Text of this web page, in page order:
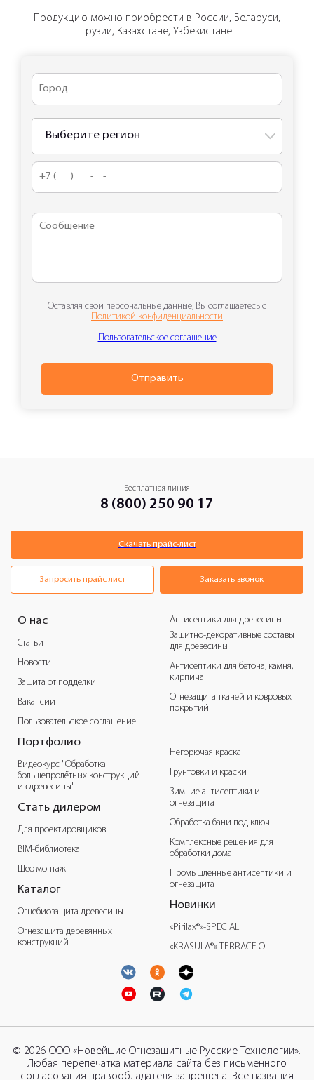
Продукцию можно приобрести в России, Беларуси,
Грузии, Казахстане, Узбекистане
Выберите регион
Оставляя свои персональные данные, Вы соглашаетесь с
Политикой конфиденциальности
Пользовательское соглашение
Отправить
Бесплатная линия
8 (800) 250 90 17
Скачать прайс-лист
Запросить прайс лист
О нас
Статьи
Новости
Защита от подделки
Вакансии
Пользовательское соглашение
Портфолио
Видеокурс "Обработка
большепролётных конструкций
из древесины"
Стать дилером
Для проектировщиков
BIM-библиотека
Шеф монтаж
Каталог
Огнебиозащита древесины
Огнезащита деревянных
конструкций
Антисептики для древесины
Защитно-декоративные составы
для древесины
Антисептики для бетона, камня,
кирпича
Огнезащита тканей и ковровых
покрытий
Негорючая краска
Грунтовки и краски
Зимние антисептики и
огнезащита
Обработка бани под ключ
Комплексные решения для
обработки дома
Промышленные антисептики и
огнезащита
Новинки
«Pirilax®»-SPECIAL
«KRASULA®»-TERRACE OIL
Заказать звонок
© 2026 ООО «Новейшие Огнезащитные Русские Технологии».
Любая перепечатка материала сайта без письменного
согласования правообладателя запрещена. Все названия